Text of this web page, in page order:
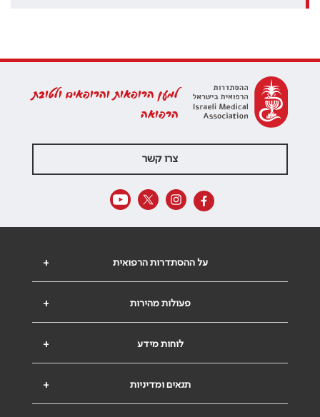
למען הרופאות והרופאים ולטובת
הרפואה
צרו קשר
+ על ההסתדרות הרפואית
+ פעולות מהירות
+ לוחות מידע
+ תנאים ומדיניות